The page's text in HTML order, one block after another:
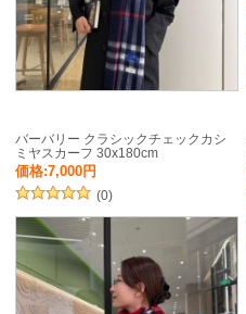
バーバリー クラシックチェックカシ
ミヤスカーフ 30x180cm
価格:7,000円
(0)